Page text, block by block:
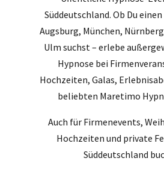
Süddeutschland. Ob Du
Augsburg, München,
Ulm suchst – erlebe
Hypnose bei
Hochzeiten, Galas,
beliebten Maretimo
Auch für Firmenevents,
Hochzeiten und private
Süddeutschland